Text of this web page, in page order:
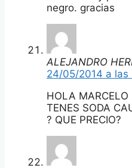
negro. gracias
ALEJANDRO
24/05/2014 a las
HOLA MARCELO
TENES SODA
? QUE PRECIO?